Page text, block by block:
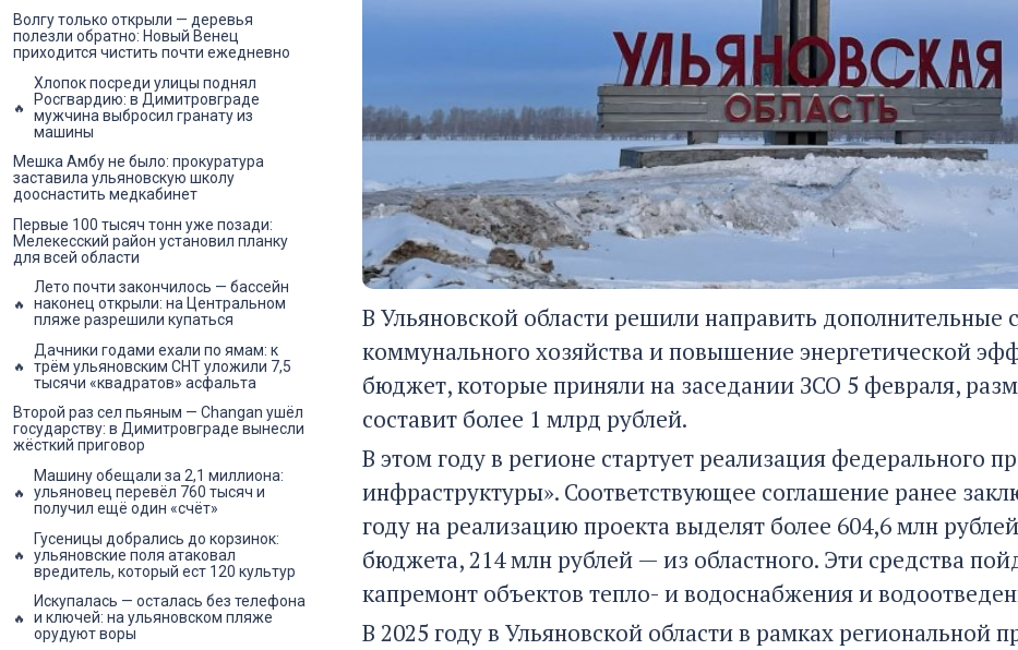
В Ульяновской области решили направить
коммунального хозяйства и повышение энергетической
бюджет, которые приняли на заседании ЗСО 5 февраля,
составит более 1 млрд рублей.
В этом году в регионе стартует реализация федерального
инфраструктуры». Соответствующее соглашение ранее
году на реализацию проекта выделят более 604,6 млн
бюджета, 214 млн рублей — из областного. Эти средства
капремонт объектов тепло- и водоснабжения и
В 2025 году в Ульяновской области в рамках региональной
Волгу только открыли — деревья
полезли обратно: Новый Венец
приходится чистить почти ежедневно
Хлопок посреди улицы поднял
Росгвардию: в Димитровграде
мужчина выбросил гранату из
машины
Мешка Амбу не было: прокуратура
заставила ульяновскую школу
дооснастить медкабинет
Первые 100 тысяч тонн уже позади:
Мелекесский район установил планку
для всей области
Лето почти закончилось — бассейн
наконец открыли: на Центральном
пляже разрешили купаться
Дачники годами ехали по ямам: к
трём ульяновским СНТ уложили 7,5
тысячи «квадратов» асфальта
Второй раз сел пьяным — Changan ушёл
государству: в Димитровграде вынесли
жёсткий приговор
Машину обещали за 2,1 миллиона:
ульяновец перевёл 760 тысяч и
получил ещё один «счёт»
Гусеницы добрались до корзинок:
ульяновские поля атаковал
вредитель, который ест 120 культур
Искупалась — осталась без телефона
и ключей: на ульяновском пляже
орудуют воры